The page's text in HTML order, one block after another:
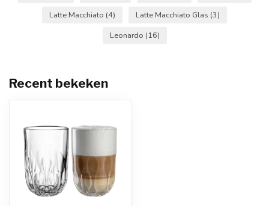
Latte Macchiato (4) Latte Macchiato Glas (3)
Leonardo (16)
Recent bekeken